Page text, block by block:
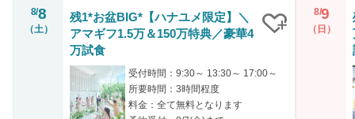
8/8
（土）
残1*お盆BIG*【ハナユメ限定】＼
アマギフ1.5万＆150万特典／豪華4
万試食
受付時間：9:30～ 13:30～ 17:00～
所要時間：3時間程度
料金：全て無料となります
8/9
（日）